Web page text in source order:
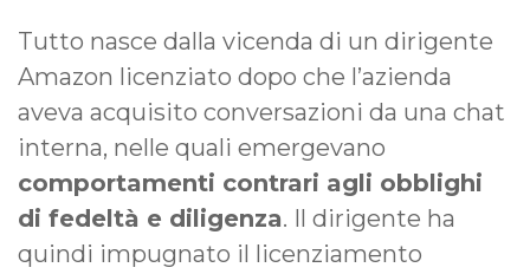
Tutto nasce dalla vicenda di un dirigente
Amazon licenziato dopo che l’azienda
aveva acquisito conversazioni da una chat
interna, nelle quali emergevano
comportamenti contrari agli obblighi
di fedeltà e diligenza. Il dirigente ha
quindi impugnato il licenziamento